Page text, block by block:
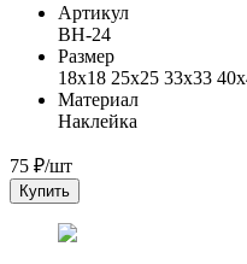
Артикул
ВН-24
Размер
18x18 25x25 33x33
Материал
Наклейка
75 ₽/шт
Купить